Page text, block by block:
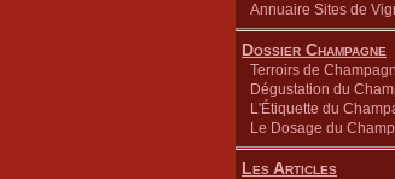
Annuaire Sites de
Dossier Champagne
Terroirs de
Dégustation du
L'Étiquette du
Le Dosage du
Les Articles